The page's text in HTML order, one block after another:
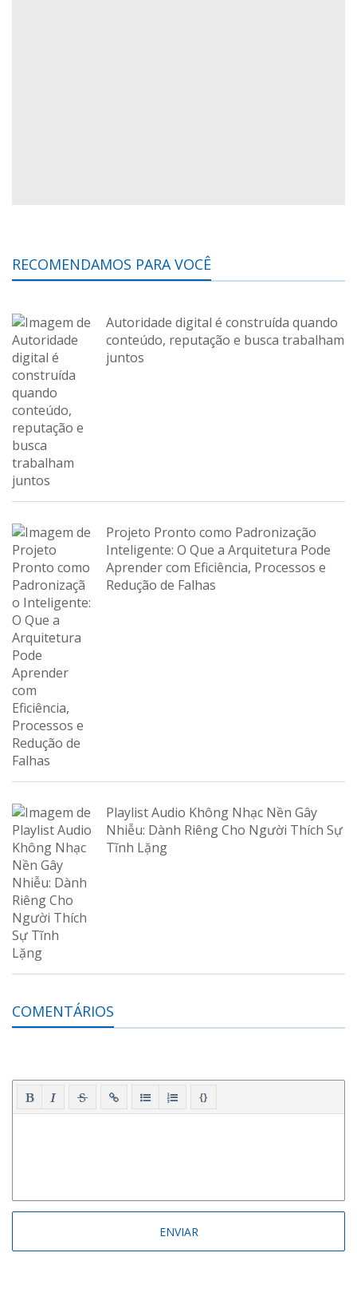
RECOMENDAMOS PARA VOCÊ
Autoridade digital é construída quando
conteúdo, reputação e busca trabalham
juntos
Projeto Pronto como Padronização
Inteligente: O Que a Arquitetura Pode
Aprender com Eficiência, Processos e
Redução de Falhas
Playlist Audio Không Nhạc Nền Gây
Nhiễu: Dành Riêng Cho Người Thích Sự
Tĩnh Lặng
COMENTÁRIOS
{}